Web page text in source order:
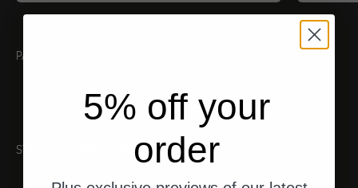
PASSENDES WERKZEUG
STILVOLLE EMPFEHLUNGEN
5% off your
order